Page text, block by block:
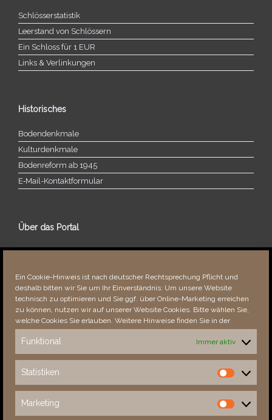
Ein Cookie-Hinweis ist nach deutscher Rechtsprechung Pflicht und
deshalb bitten wir Sie um Ihr Einverständnis: Um unsere Website
technisch zu optimieren und Sie ggf. über Online-Marketing erreichen
zu können, nutzen wir auf unserer Website Cookies. Bitte wählen Sie,
welche Cookies Sie erlauben. Weitere Hinweise finden Sie in der
Funktional Immer aktiv
Statistiken
Statistiken
Marketing
Marketing
Schlösserstatistik
Leerstand von Schlössern
Ein Schloss für 1 EUR
Links & Verlinkungen
Historisches
Bodendenkmale
Kulturdenkmale
Bodenreform ab 1945
E‑Mail-​​Kontaktformular
Über das Portal
Über dieses Portal
Fehler bemerkt?
Besucher seit 08/​2021
This Week
36418